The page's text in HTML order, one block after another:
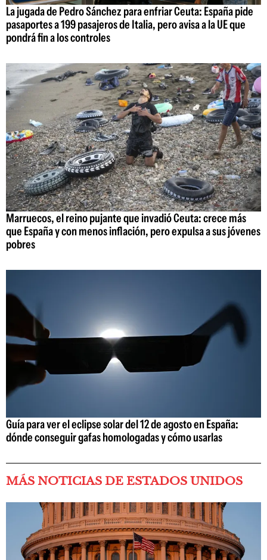
La jugada de Pedro Sánchez para enfriar Ceuta: España pide
pasaportes a 199 pasajeros de Italia, pero avisa a la UE que
pondrá fin a los controles
Marruecos, el reino pujante que invadió Ceuta: crece más
que España y con menos inflación, pero expulsa a sus jóvenes
pobres
Guía para ver el eclipse solar del 12 de agosto en España:
dónde conseguir gafas homologadas y cómo usarlas
MÁS NOTICIAS DE ESTADOS UNIDOS